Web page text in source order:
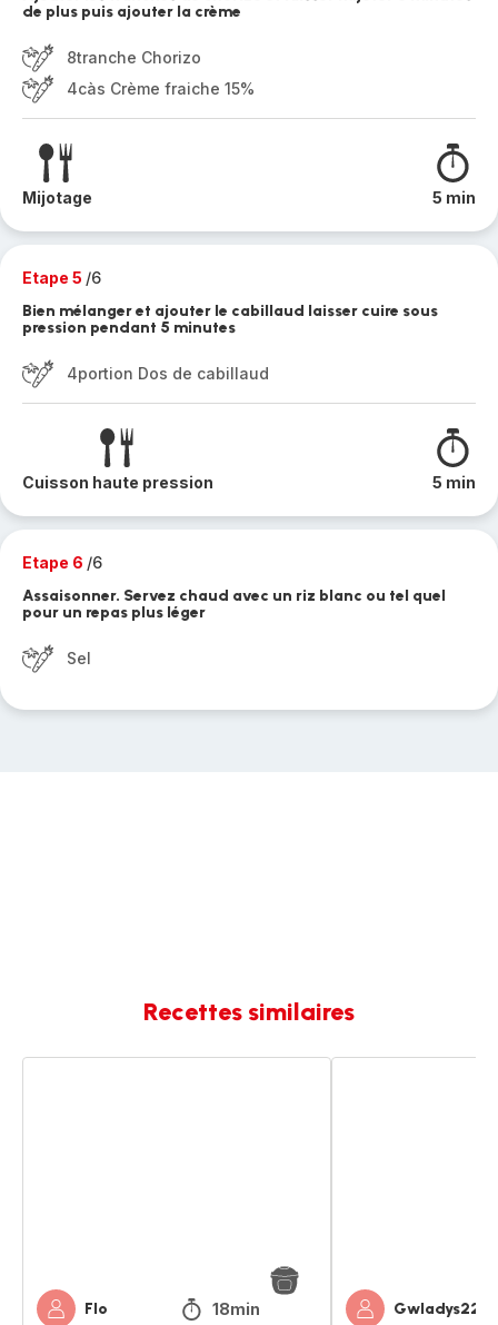
de plus puis ajouter la crème
8tranche Chorizo
4càs Crème fraiche 15%
Mijotage 5 min
Etape 5 /6
Bien mélanger et ajouter le cabillaud laisser cuire sous
pression pendant 5 minutes
4portion Dos de cabillaud
Cuisson haute pression 5 min
Etape 6 /6
Assaisonner. Servez chaud avec un riz blanc ou tel quel
pour un repas plus léger
Sel
Recettes similaires
Flo 18min Gwladys22